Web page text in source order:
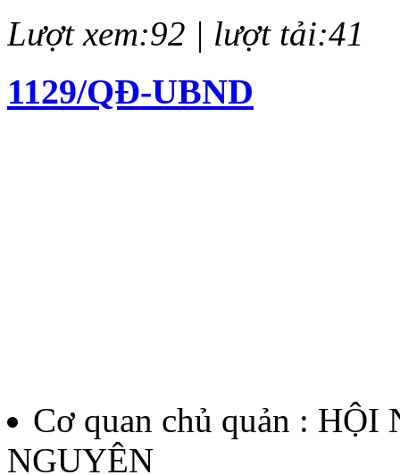
Lượt xem:92 | lượt tải:41
1129/QĐ-UBND
thưởng Báo chí Huỳnh
thứ II - năm 2026
Cơ quan chủ quản :
NGUYÊN